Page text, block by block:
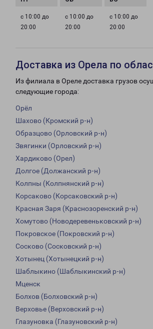
с 10:00 до
20:00
с 10:00 до
20:00
с 10:00 до
20:00
Доставка из Орела по
Из филиала в Ореле доставка грузов
следующие города:
Орёл
Шахово (Кромский р-н)
Образцово (Орловский р-н)
Звягинки (Орловский р-н)
Хардиково (Орел)
Долгое (Должанский р-н)
Колпны (Колпнянский р-н)
Корсаково (Корсаковский р-н)
Красная Заря (Краснозоренский р-н)
Хомутово (Новодеревеньковский р-н)
Покровское (Покровский р-н)
Сосково (Сосковский р-н)
Хотынец (Хотынецкий р-н)
Шаблыкино (Шаблыкинский р-н)
Мценск
Болхов (Болховский р-н)
Верховье (Верховский р-н)
Глазуновка (Глазуновский р-н)